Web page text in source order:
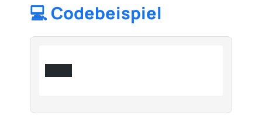
💻 Codebeispiel